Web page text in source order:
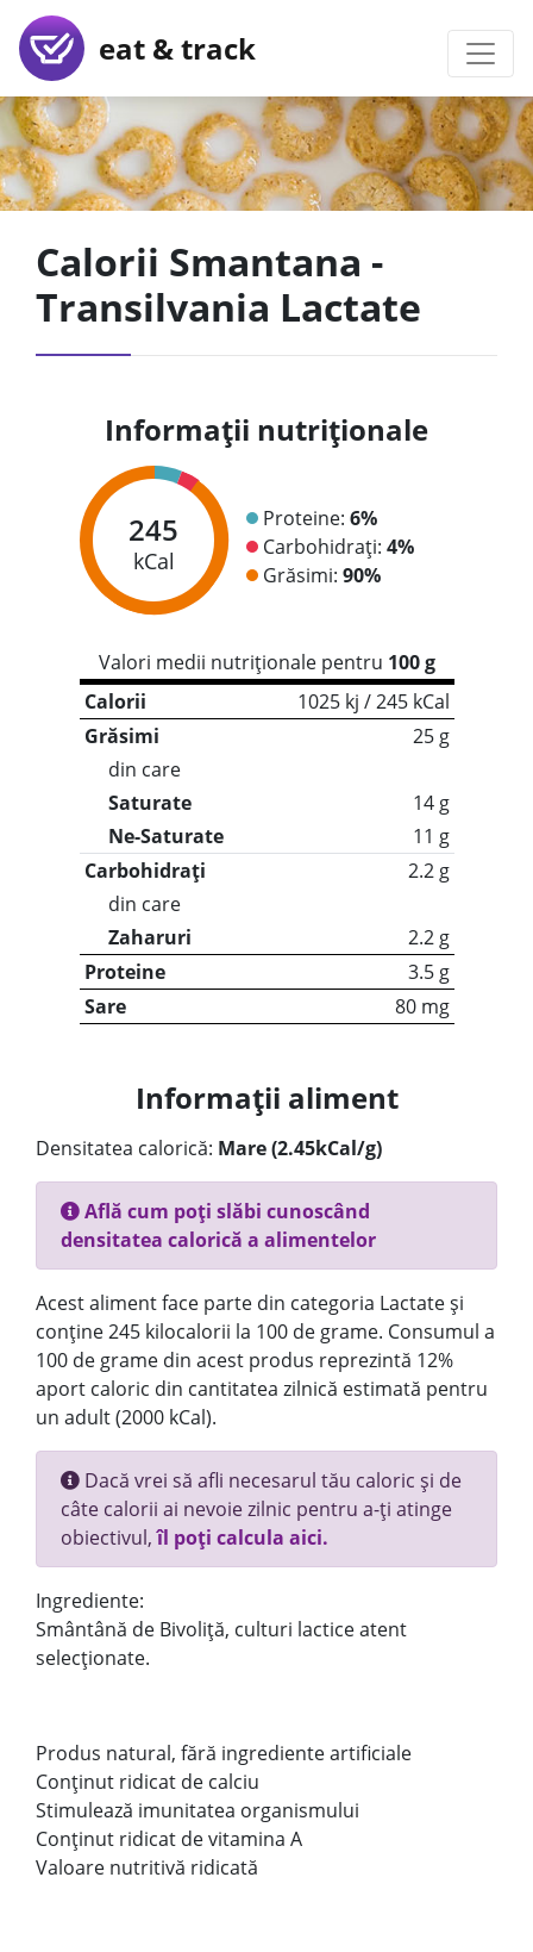
eat & track
Calorii Smantana -
Transilvania Lactate
Informații nutriționale
245
kCal
Proteine: 6%
Carbohidrați: 4%
Grăsimi: 90%
Valori medii nutriționale pentru 100 g
Calorii
1025 kj / 245 kCal
Grăsimi
25 g
din care
Saturate
14 g
Ne-Saturate
11 g
Carbohidrați
2.2 g
din care
Zaharuri
2.2 g
Proteine
3.5 g
Sare
80 mg
Informații aliment
Densitatea calorică: Mare (2.45kCal/g)
Află cum poți slăbi cunoscând
densitatea calorică a alimentelor
Acest aliment face parte din categoria Lactate și
conține 245 kilocalorii la 100 de grame. Consumul a
100 de grame din acest produs reprezintă 12%
aport caloric din cantitatea zilnică estimată pentru
un adult (2000 kCal).
Dacă vrei să afli necesarul tău caloric și de
câte calorii ai nevoie zilnic pentru a-ți atinge
obiectivul,îl poți calcula aici.
Ingrediente:
Smântână de Bivoliță, culturi lactice atent
selecţionate.
Produs natural, fără ingrediente artificiale
Conținut ridicat de calciu
Stimulează imunitatea organismului
Conținut ridicat de vitamina A
Valoare nutritivă ridicată